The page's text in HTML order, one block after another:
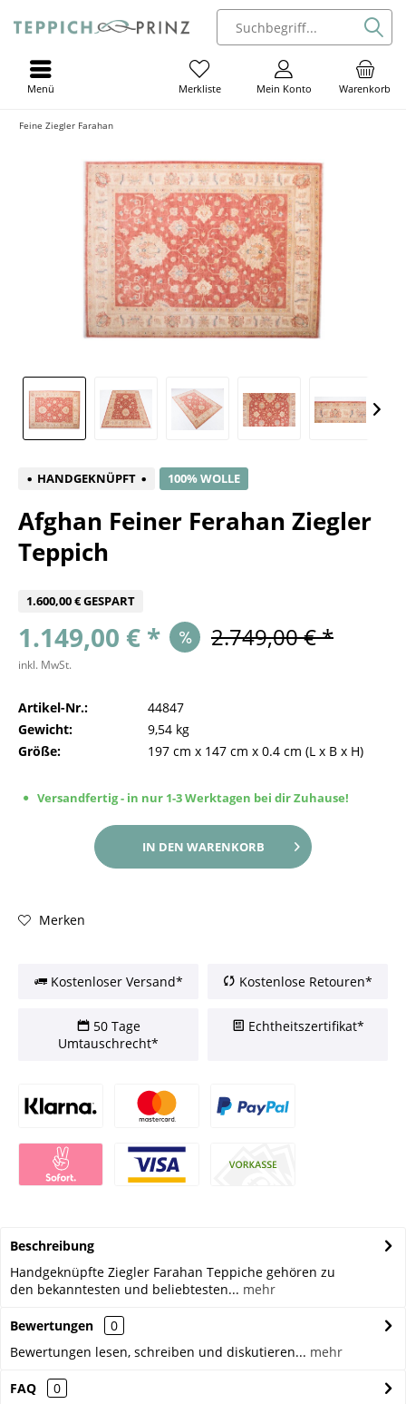
Warenkorb
Mein Konto
Merkliste
Menü
Feine Ziegler Farahan
HANDGEKNÜPFT 100% WOLLE
Afghan Feiner Ferahan Ziegler
Teppich
1.600,00 € GESPART
1.149,00 € * 2.749,00 € *
inkl. MwSt.
Artikel-Nr.:
44847
Gewicht:
9,54 kg
Größe:
197 cm x 147 cm x 0.4 cm (L x B x H)
Versandfertig - in nur 1-3 Werktagen bei dir Zuhause!
IN DEN WARENKORB
Merken
Kostenloser Versand* Kostenlose Retouren*
50 Tage
Umtauschrecht*
Echtheitszertifikat*
Beschreibung
Handgeknüpfte Ziegler Farahan Teppiche gehören zu
den bekanntesten und beliebtesten... mehr
Bewertungen
0
Bewertungen lesen, schreiben und diskutieren... mehr
FAQ
0